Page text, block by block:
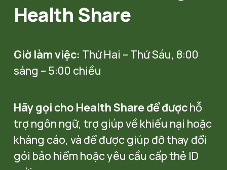
Health Share
Giờ làm việc: Thứ Hai – Thứ Sáu, 8:00
sáng – 5:00 chiều
Hãy gọi cho Health Share để được hỗ
trợ ngôn ngữ, trợ giúp về khiếu nại hoặc
kháng cáo, và để được giúp đỡ thay đổi
gói bảo hiểm hoặc yêu cầu cấp thẻ ID